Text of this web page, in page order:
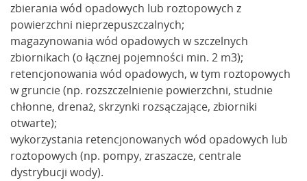
zbierania wód opadowych lub roztopowych z
powierzchni nieprzepuszczalnych;
magazynowania wód opadowych w szczelnych
zbiornikach (o łącznej pojemności min. 2 m3);
retencjonowania wód opadowych, w tym roztopowych
w gruncie (np. rozszczelnienie powierzchni, studnie
chłonne, drenaż, skrzynki rozsączające, zbiorniki
otwarte);
wykorzystania retencjonowanych wód opadowych lub
roztopowych (np. pompy, zraszacze, centrale
dystrybucji wody).